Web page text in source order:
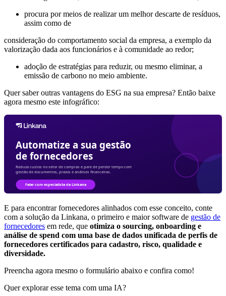
procura por meios de realizar um melhor descarte de resíduos,
assim como de
consideração do comportamento social da empresa, a exemplo da
valorização dada aos funcionários e à comunidade ao redor;
adoção de estratégias para reduzir, ou mesmo eliminar, a
emissão de carbono no meio ambiente.
Quer saber outras vantagens do ESG na sua empresa? Então baixe
agora mesmo este infográfico:
E para encontrar fornecedores alinhados com esse conceito, conte
com a solução da Linkana, o primeiro e maior software de gestão de
fornecedores em rede, que otimiza o sourcing, onboarding e
análise de spend com uma base de dados unificada de perfis de
fornecedores certificados para cadastro, risco, qualidade e
diversidade.
Preencha agora mesmo o formulário abaixo e confira como!
Quer explorar esse tema com uma IA?